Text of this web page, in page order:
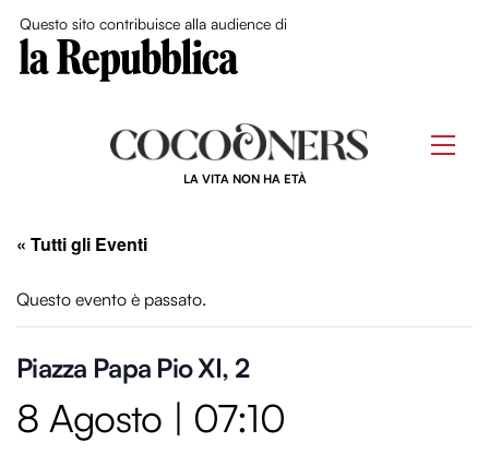
Questo sito contribuisce alla audience di
LA VITA NON HA ETÀ
« Tutti gli Eventi
Questo evento è passato.
Piazza Papa Pio XI, 2
8 Agosto | 07:10